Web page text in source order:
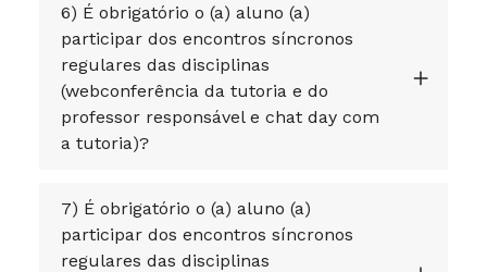
6) É obrigatório o (a) aluno (a)
participar dos encontros síncronos
regulares das disciplinas
(webconferência da tutoria e do
professor responsável e chat day com
a tutoria)?
7) É obrigatório o (a) aluno (a)
participar dos encontros síncronos
regulares das disciplinas